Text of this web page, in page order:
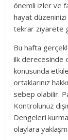
önemli izler ve
hayat
tekrar ziyarete
Bu hafta
ilk derecesinde
konusunda
ortaklarınız
sebep olabilir.
Kontrolünüz
Dengeleri
olaylara